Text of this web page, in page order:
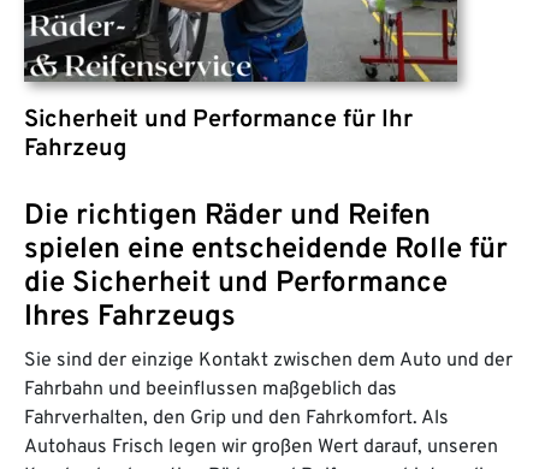
Sicherheit und Performance für Ihr
Fahrzeug
Die richtigen Räder und Reifen
spielen eine entscheidende Rolle für
die Sicherheit und Performance
Ihres Fahrzeugs
Sie sind der einzige Kontakt zwischen dem Auto und der
Fahrbahn und beeinflussen maßgeblich das
Fahrverhalten, den Grip und den Fahrkomfort. Als
Autohaus Frisch legen wir großen Wert darauf, unseren